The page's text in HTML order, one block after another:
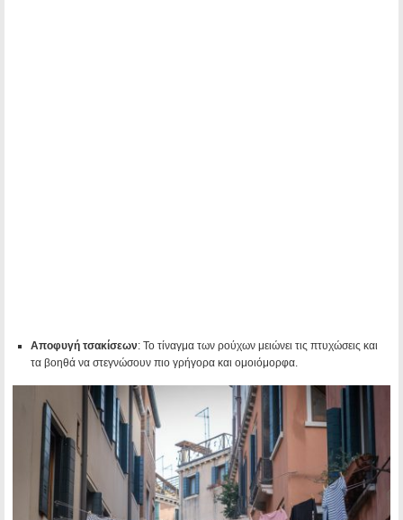
Αποφυγή τσακίσεων: Το τίναγμα των ρούχων μειώνει τις πτυχώσεις και
τα βοηθά να στεγνώσουν πιο γρήγορα και ομοιόμορφα.